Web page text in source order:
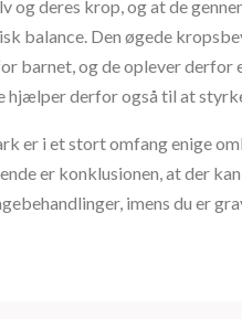
og deres krop, og at de
balance. Den øgede
barnet, og de oplever derfor
hjælper derfor også til at
er i et stort omfang enige
er konklusionen, at der
imens du er